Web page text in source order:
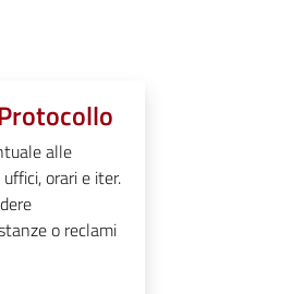
alle
orari e iter.
o reclami